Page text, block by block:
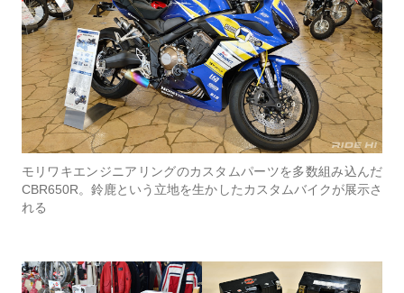
モリワキエンジニアリングのカスタムパーツを多数組み込んだ
CBR650R。鈴鹿という立地を生かしたカスタムバイクが展示さ
れる